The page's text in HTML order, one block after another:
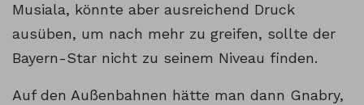
Musiala, könnte aber ausreichend Druck
ausüben, um nach mehr zu greifen, sollte der
Bayern-Star nicht zu seinem Niveau finden.
Auf den Außenbahnen hätte man dann Gnabry,